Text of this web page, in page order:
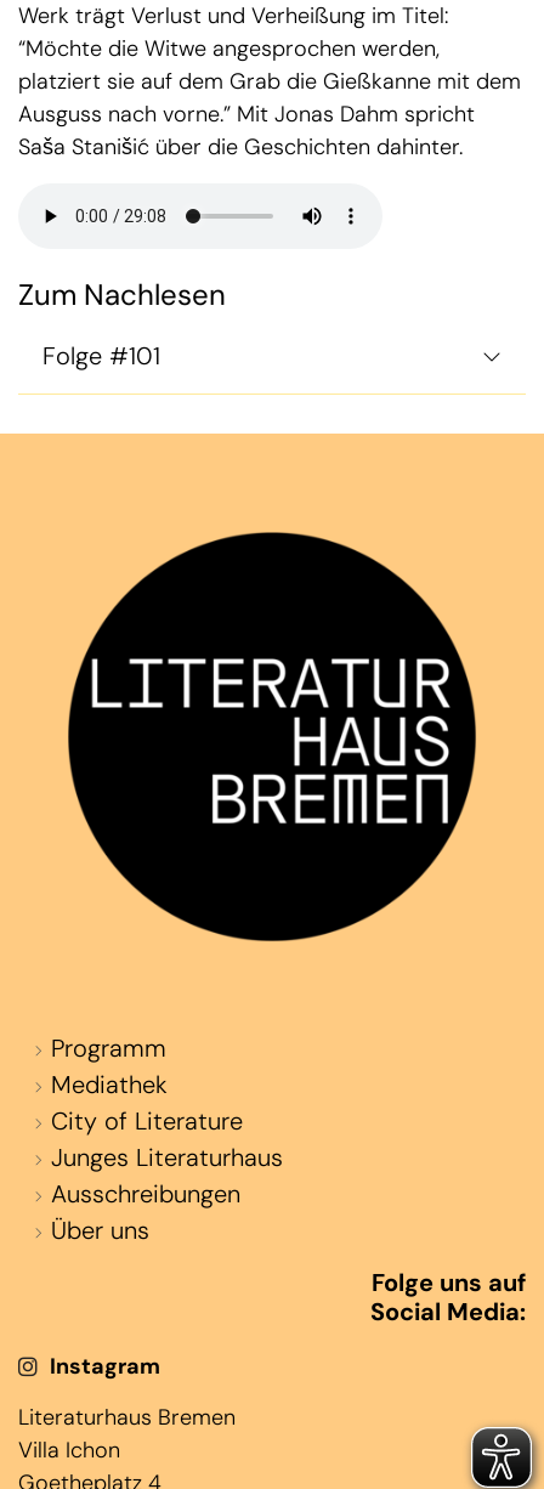
Werk trägt Verlust und Verheißung im Titel:
“Möchte die Witwe angesprochen werden,
platziert sie auf dem Grab die Gießkanne mit dem
Ausguss nach vorne.” Mit Jonas Dahm spricht
Saša Stanišić über die Geschichten dahinter.
Zum Nachlesen
Folge #101
Programm
Mediathek
City of Literature
Junges Literaturhaus
Ausschreibungen
Über uns
Folge uns auf
Social Media:
Instagram
Literaturhaus Bremen
Villa Ichon
Goetheplatz 4